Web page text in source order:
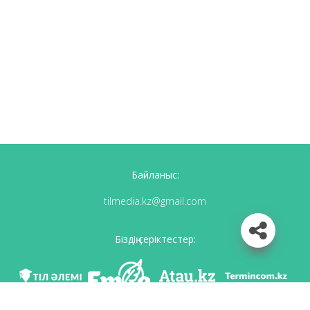
Байланыс:
tilmedia.kz@gmail.com
Біздің серіктестер: